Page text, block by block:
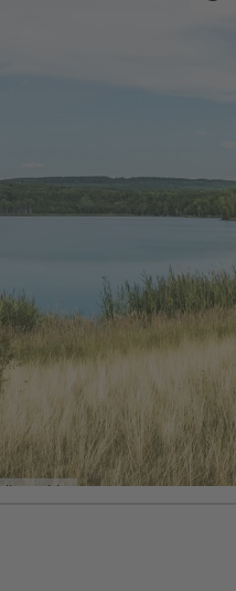
den Wanderern
Natur sowie große